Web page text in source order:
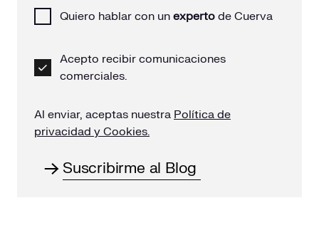
Quiero hablar con un experto de Cuerva
Acepto recibir comunicaciones
comerciales.
Al enviar, aceptas nuestra Política de
privacidad y Cookies.